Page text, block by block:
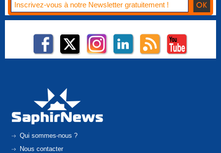
Qui sommes-nous ?
Nous contacter